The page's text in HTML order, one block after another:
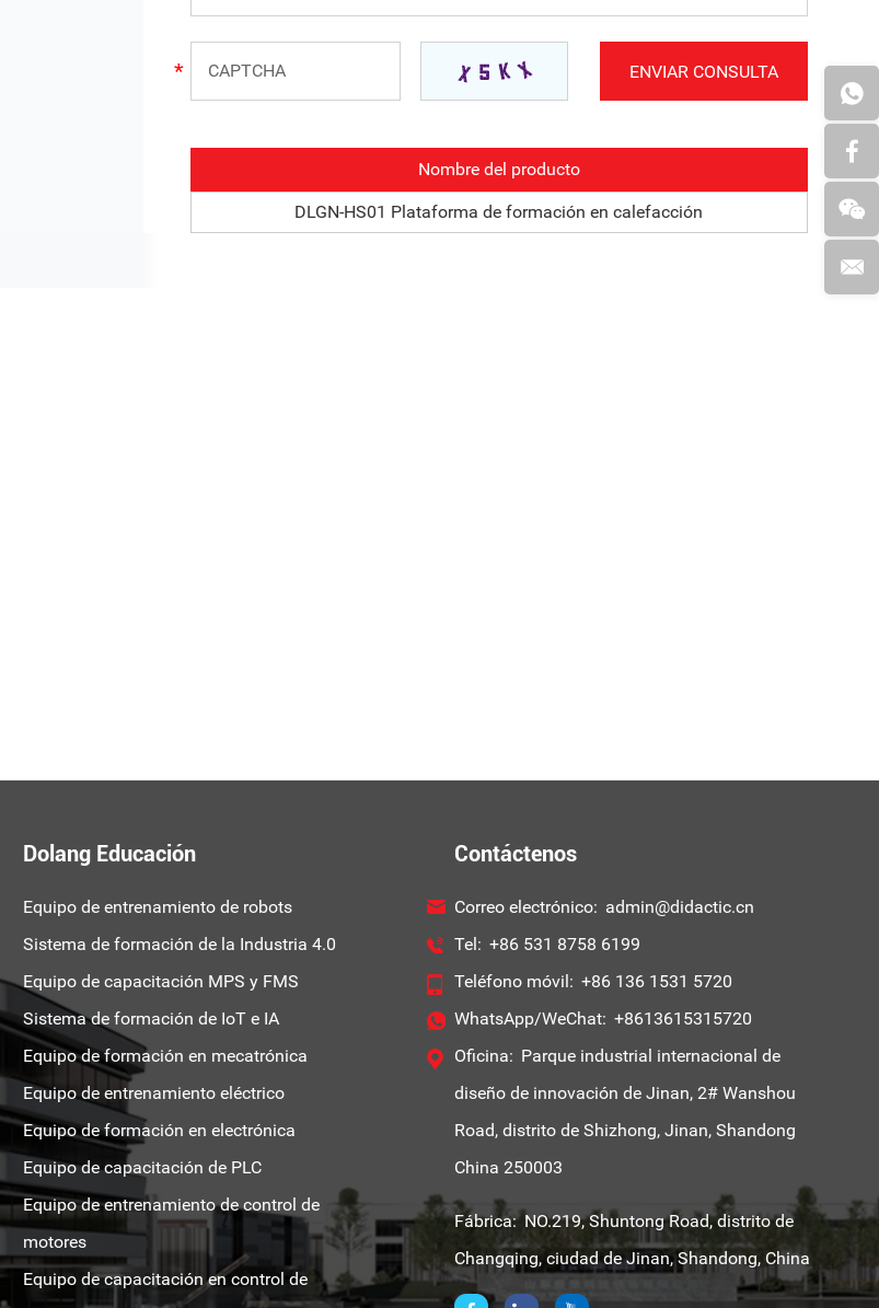
Nombre del producto
DLGN-HS01 Plataforma de formación en calefacción
Dolang Educación
Equipo de entrenamiento de robots
Sistema de formación de la Industria 4.0
Equipo de capacitación MPS y FMS
Sistema de formación de IoT e IA
Equipo de formación en mecatrónica
Equipo de entrenamiento eléctrico
Equipo de formación en electrónica
Equipo de capacitación de PLC
Equipo de entrenamiento de control de
motores
Equipo de capacitación en control de
Contáctenos
Correo electrónico: admin@didactic.cn
Tel: +86 531 8758 6199
Teléfono móvil: +86 136 1531 5720
WhatsApp/WeChat: +8613615315720
Oficina: Parque industrial internacional de
diseño de innovación de Jinan, 2# Wanshou
Road, distrito de Shizhong, Jinan, Shandong
China 250003
Fábrica: NO.219, Shuntong Road, distrito de
Changqing, ciudad de Jinan, Shandong, China